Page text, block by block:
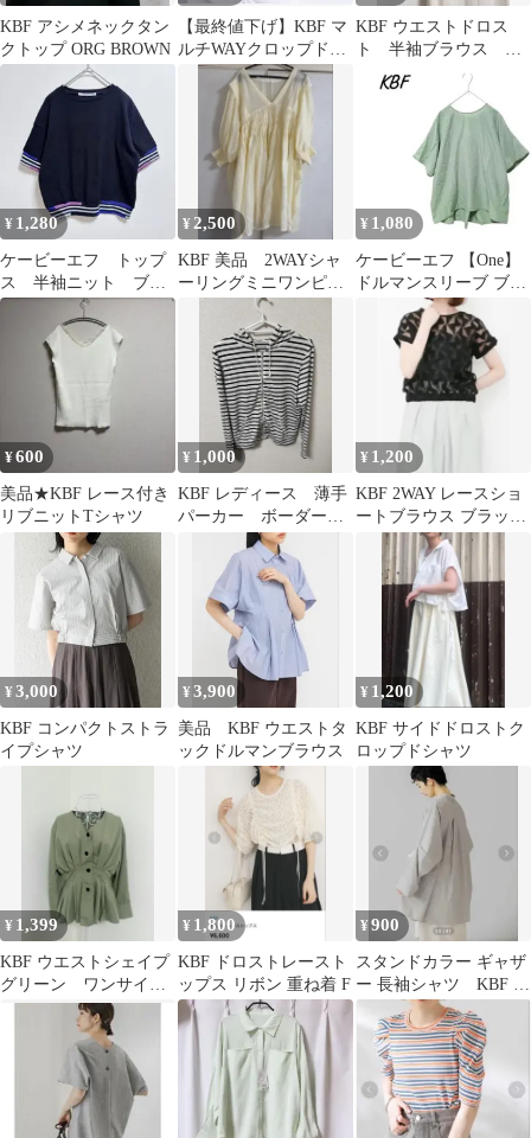
KBF アシメネックタン
クトップ ORG BROWN
【最終値下げ】KBF マ
ルチWAYクロップドフ
リルブラウス
KBF ウエストドロス
ト 半袖ブラウス ミ
ントグリーン
¥ 1,280
ケービーエフ トップ
ス 半袖ニット ブラ
ック マルチカラーライ
ン ショート丈
¥ 2,500
KBF 美品 2WAYシャ
ーリングミニワンピー
ス アイボリー ホワ
¥ 1,080
ケービーエフ 【One】
ドルマンスリーブ ブラ
ウス トップス ゆったり
¥600
美品★KBF レース付き
リブニットTシャツ
¥ 1,000
KBF レディース 薄手
パーカー ボーダー
ホワイト フリーサイ
¥ 1,200
KBF 2WAY レースショ
ートブラウス ブラック
FREE
¥3,000
KBF コンパクトストラ
イプシャツ
¥3,900
美品 KBF ウエストタ
ックドルマンブラウス
¥ 1,200
KBF サイドドロストク
ロップドシャツ
¥ 1,399
KBF ウエストシェイプ
グリーン ワンサイ
ズ ポリエステル
¥ 1,800
KBF ドロストレースト
ップス リボン 重ね着 F
¥900
スタンドカラー ギャザ
ー 長袖シャツ KBF グ
レー オーバーサイズ
シャツ